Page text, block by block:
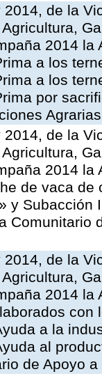
de la
2014
a los
a los
por
de la
2014
de vaca
y Subacción
Comunitario
de la
2014
a la
al
de Apoyo